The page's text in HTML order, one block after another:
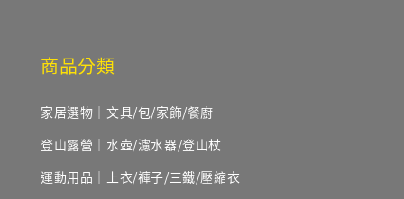
商品分類
家居選物｜文具/包/家飾/餐廚
登山露營｜水壺/濾水器/登山杖
運動用品｜上衣/褲子/三鐵/壓縮衣